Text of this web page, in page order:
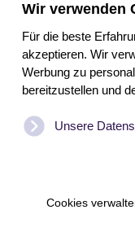
Wir verwenden
Für die beste
akzeptieren. Wir
Werbung zu
bereitzustellen und
Unsere
Cookies